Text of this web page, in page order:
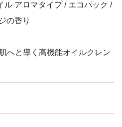
ル アロマタイプ / エコパック /
の香り
へと導く高機能オイルクレン
ンズオイル ピースフルオレ